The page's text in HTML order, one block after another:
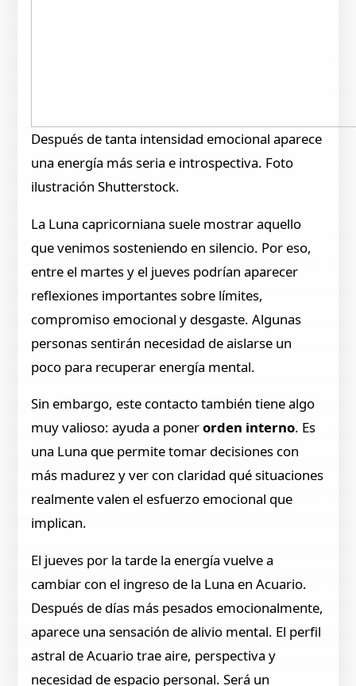
Después de tanta intensidad emocional aparece
una energía más seria e introspectiva. Foto
ilustración Shutterstock.
La Luna capricorniana suele mostrar aquello
que venimos sosteniendo en silencio. Por eso,
entre el martes y el jueves podrían aparecer
reflexiones importantes sobre límites,
compromiso emocional y desgaste. Algunas
personas sentirán necesidad de aislarse un
poco para recuperar energía mental.
Sin embargo, este contacto también tiene algo
muy valioso: ayuda a ponerorden interno. Es
una Luna que permite tomar decisiones con
más madurez y ver con claridad qué situaciones
realmente valen el esfuerzo emocional que
implican.
El jueves por la tarde la energía vuelve a
cambiar con el ingreso de la Luna en Acuario.
Después de días más pesados emocionalmente,
aparece una sensación de alivio mental. El perfil
astral de Acuario trae aire, perspectiva y
necesidad de espacio personal. Será un